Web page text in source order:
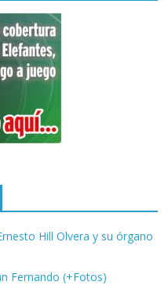
Hill Olvera y su órgano
Fernando (+Fotos)